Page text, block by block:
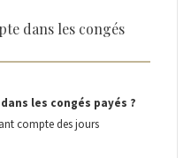
dans les congés
les congés payés ?
compte des jours